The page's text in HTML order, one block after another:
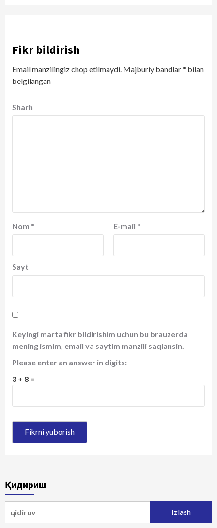
Fikr bildirish
Email manzilingiz chop etilmaydi. Majburiy bandlar* bilan
belgilangan
Sharh
Nom * E-mail *
Sayt
Keyingi marta fikr bildirishim uchun bu brauzerda
mening ismim, email va saytim manzili saqlansin.
Please enter an answer in digits:
3 + 8 =
Қидириш